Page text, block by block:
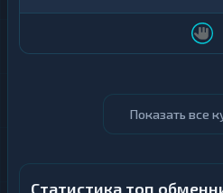
Показать все
Статистика топ